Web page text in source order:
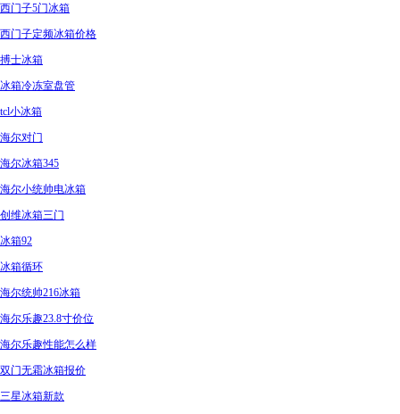
西门子5门冰箱
西门子定频冰箱价格
搏士冰箱
冰箱冷冻室盘管
tcl小冰箱
海尔对门
海尔冰箱345
海尔小统帅电冰箱
创维冰箱三门
冰箱92
冰箱循环
海尔统帅216冰箱
海尔乐趣23.8寸价位
海尔乐趣性能怎么样
双门无霜冰箱报价
三星冰箱新款